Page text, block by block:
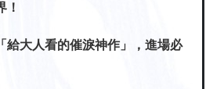
！
給大人看的催淚神作」，進場必